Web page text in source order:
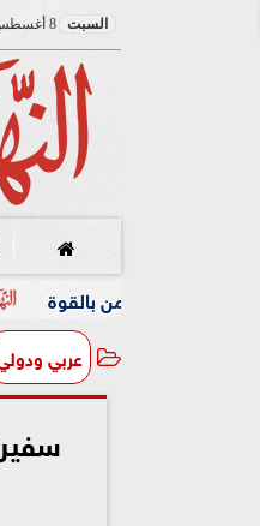
السبت 8 أغسطس 2026
البرلمان
عربي